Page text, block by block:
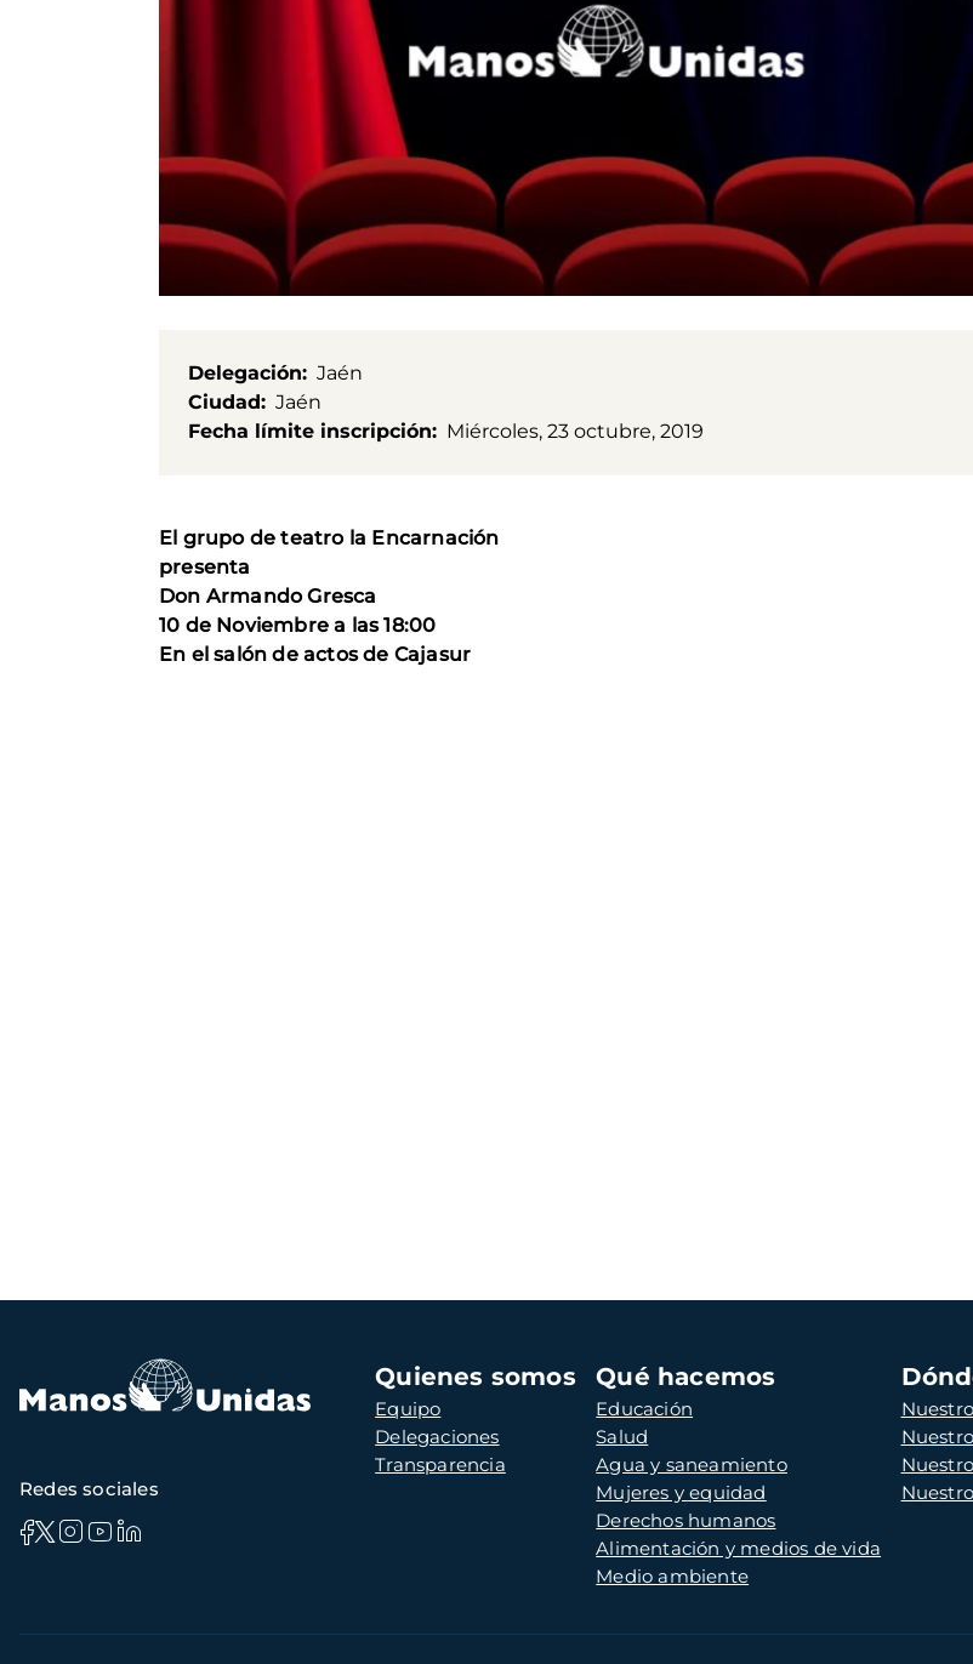
Delegación
Jaén
Ciudad
Jaén
Fecha límite inscripción
Miércoles, 23 octubre, 2019
El grupo de teatro la Encarnación
presenta
Don Armando Gresca
10 de Noviembre a las 18:00
En el salón de actos de Cajasur
Navegación
principal
Quienes somos
Equipo
Delegaciones
Transparencia
Qué hacemos
Educación
Salud
Agua y saneamiento
Mujeres y equidad
Derechos humanos
Alimentación y medios de vida
Medio ambiente
Redes sociales